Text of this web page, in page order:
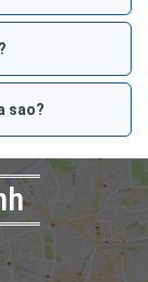
sao?